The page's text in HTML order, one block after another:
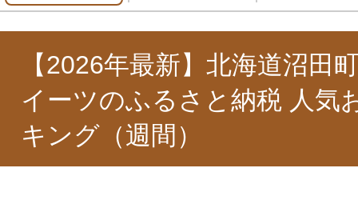
【2026年最新】北海道沼田
イーツのふるさと納税 人気
キング（週間）